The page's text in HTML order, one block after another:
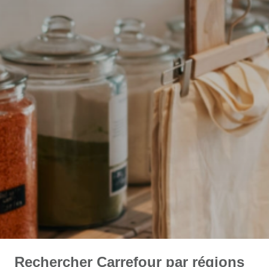
Rechercher Carrefour par régions